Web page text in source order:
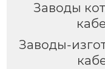
Заводы
Заводы-